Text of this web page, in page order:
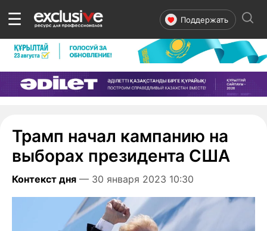
☰ Поддержать
Трамп начал кампанию на
выборах президента США
Контекст дня — 30 января 2023 10:30